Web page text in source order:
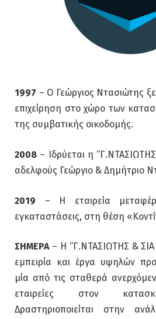
1997 – Ο Γεώργιος Ντασιώτης
επιχείρηση στο χώρο των
της συμβατικής οικοδομής.
2008 – Ιδρύεται η
αδελφούς Γεώργιο & Δημήτριο
2019 – Η εταιρεία
εγκαταστάσεις, στη θέση
ΣΗΜΕΡΑ– Η “Γ.ΝΤΑΣΙΩΤΗΣ & ΣΙΑ
εμπειρία και έργα υψηλών
μία από τις σταθερά
εταιρείες στον
Δραστηριοποιείται στην